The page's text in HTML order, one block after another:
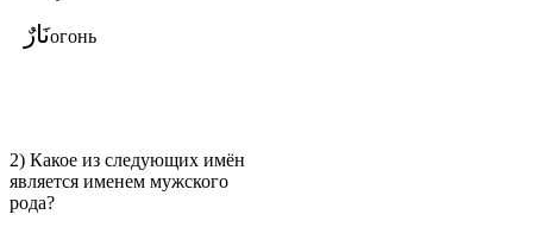
نَارٌогонь
2) Какое из следующих имён
является именем мужского
рода?